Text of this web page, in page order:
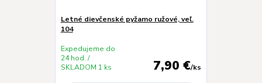
Letné dievčenské pyžamo ružové, veľ.
104
7,90 €/ks
Expedujeme do
24 hod. /
SKLADOM 1 ks